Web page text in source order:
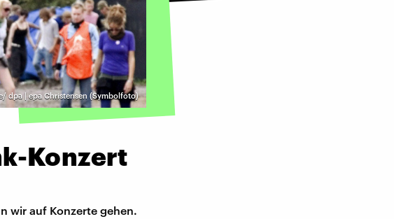
dpa | epa Christensen (Symbolfoto)
Konzert
wir auf Konzerte gehen.